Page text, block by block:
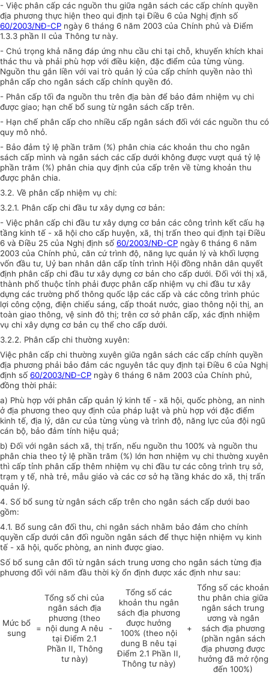
- Việc phân cấp các nguồn thu giữa ngân sách các cấp chính quyền
địa phương thực hiện theo qui định tại Điều 6 của Nghị định số
60/2003/NĐ-CP ngày 6 tháng 6 năm 2003 của Chính phủ và Điểm
1.3.3 phần II của Thông tư này.
- Chú trọng khả năng đáp ứng nhu cầu chi tại chỗ, khuyến khích khai
thác thu và phải phù hợp với điều kiện, đặc điểm của từng vùng.
Nguồn thu gắn liền với vai trò quản lý của cấp chính quyền nào thì
phân cấp cho ngân sách cấp chính quyền đó.
- Phân cấp tối đa nguồn thu trên địa bàn để bảo đảm nhiệm vụ chi
được giao; hạn chế bổ sung từ ngân sách cấp trên.
- Hạn chế phân cấp cho nhiều cấp ngân sách đối với các nguồn thu có
quy mô nhỏ.
- Bảo đảm tỷ lệ phần trăm (%) phân chia các khoản thu cho ngân
sách cấp mình và ngân sách các cấp dưới không được vượt quá tỷ lệ
phần trăm (%) phân chia quy định của cấp trên về từng khoản thu
được phân chia.
3.2. Về phân cấp nhiệm vụ chi:
3.2.1. Phân cấp chi đầu tư xây dựng cơ bản:
- Việc phân cấp chi đầu tư xây dựng cơ bản các công trình kết cấu hạ
tầng kinh tế - xã hội cho cấp huyện, xã, thị trấn theo qui định tại Điều
6 và Điều 25 của Nghị định số 60/2003/NĐ-CP ngày 6 tháng 6 năm
2003 của Chính phủ, căn cứ trình độ, năng lực quản lý và khối lượng
vốn đầu tư, Uỷ ban nhân dân cấp tỉnh trình Hội đồng nhân dân quyết
định phân cấp chi đầu tư xây dựng cơ bản cho cấp dưới. Đối với thị xã,
thành phố thuộc tỉnh phải được phân cấp nhiệm vụ chi đầu tư xây
dựng các trường phổ thông quốc lập các cấp và các công trình phúc
lợi công cộng, điện chiếu sáng, cấp thoát nước, giao thông nội thị, an
toàn giao thông, vệ sinh đô thị; trên cơ sở phân cấp, xác định nhiệm
vụ chi xây dựng cơ bản cụ thể cho cấp dưới.
3.2.2. Phân cấp chi thường xuyên:
Việc phân cấp chi thường xuyên giữa ngân sách các cấp chính quyền
địa phương phải bảo đảm các nguyên tắc quy định tại Điều 6 của Nghị
định số 60/2003/NĐ-CP ngày 6 tháng 6 năm 2003 của Chính phủ,
đồng thời phải:
a) Phù hợp với phân cấp quản lý kinh tế - xã hội, quốc phòng, an ninh
ở địa phương theo quy định của pháp luật và phù hợp với đặc điểm
kinh tế, địa lý, dân cư của từng vùng và trình độ, năng lực của đội ngũ
cán bộ, bảo đảm tính hiệu quả;
b) Đối với ngân sách xã, thị trấn, nếu nguồn thu 100% và nguồn thu
phân chia theo tỷ lệ phần trăm (%) lớn hơn nhiệm vụ chi thường xuyên
thì cấp tỉnh phân cấp thêm nhiệm vụ chi đầu tư các công trình trụ sở,
trạm y tế, nhà trẻ, mẫu giáo và các cơ sở hạ tầng khác do xã, thị trấn
quản lý.
4. Số bổ sung từ ngân sách cấp trên cho ngân sách cấp dưới bao
gồm:
4.1. Bổ sung cân đối thu, chi ngân sách nhằm bảo đảm cho chính
quyền cấp dưới cân đối nguồn ngân sách để thực hiện nhiệm vụ kinh
tế - xã hội, quốc phòng, an ninh được giao.
Số bổ sung cân đối từ ngân sách trung ương cho ngân sách từng địa
phương đối với năm đầu thời kỳ ổn định được xác định như sau:
Mức bổ
sung
=
Tổng số chi của
ngân sách địa
phương (theo
nội dung A nêu
tại Điểm 2.1
Phần II, Thông
tư này)
-
Tổng số các
khoản thu ngân
sách địa phương
được hưởng
100% (theo nội
dung B nêu tại
Điểm 2.1 Phần II,
Thông tư này)
+
Tổng số các khoản
thu phân chia giữa
ngân sách trung
ương và ngân
sách địa phương
(phần ngân sách
địa phương được
hưởng đã mở rộng
đến 100%)